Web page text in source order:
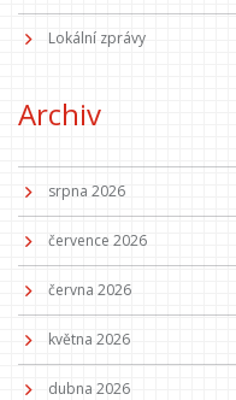
Lokální zprávy
Archiv
srpna 2026
července 2026
června 2026
května 2026
dubna 2026